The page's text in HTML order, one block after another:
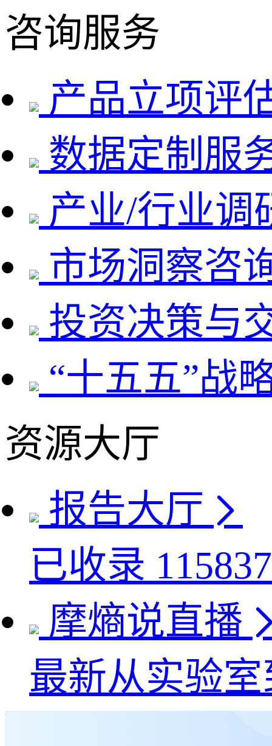
咨询服务
产品立项评
数据定制服
产业/行业调
市场洞察咨
投资决策与
“十五五”战
资源大厅
报告大厅
已收录 115837
摩熵说直播
最新从实验